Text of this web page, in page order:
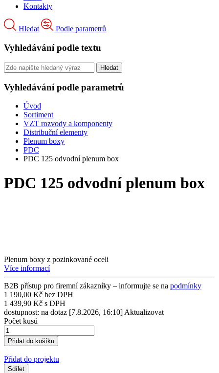
Kontakty
Hledat Podle parametrů
Vyhledávání podle textu
Vyhledávání podle parametrů
Úvod
Sortiment
VZT rozvody a komponenty
Distribuční elementy
Plenum boxy
PDC
PDC 125 odvodní plenum box
PDC 125 odvodní plenum box
Plenum boxy z pozinkované oceli
Více informací
B2B přístup pro firemní zákazníky – informujte se na podmínky
1 190,00 Kč bez DPH
1 439,90 Kč s DPH
dostupnost: na dotaz [7.8.2026, 16:10] Aktualizovat
Počet kusů
Přidat do projektu
Sdílet